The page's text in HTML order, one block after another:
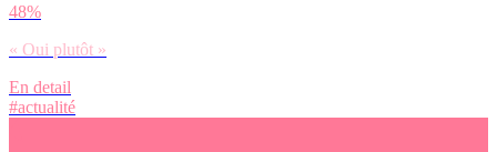
48%
« Oui plutôt »
En detail
#actualité